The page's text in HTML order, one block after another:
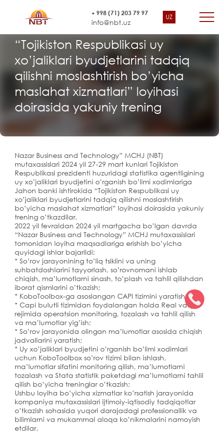
UZ
+ 998 (71) 203 79 97
info@nbt.uz
“Tojikiston Respublikasi uy
xo’jaliklari byudjetlarini tadqiq
qilishni moslashtirish bo’yicha
maslahat xizmatlari” loyihasi
doirasida yakuniy trening
Nazar Business and Technology” MCHJ (NBT)
mutaxassislari 2024 yil 27-29 mart kunlari Tojikiston
Respublikasi prezidenti huzuridagi statistika agentligining
uy xo’jaliklari byudjetini o’rganish bo’limi xodimlariga
Jahon banki ishtirokida “Tojikiston Respublikasi uy
xo’jaliklari byudjetlarini tadqiq qilishni moslashtirish
bo’yicha maslahat xizmatlari” loyihasi doirasida yakuniy
trening o’tkazdilar.
2022 yil fevraldan 2024 yil martgacha bo’lgan davrda
“Nazar Business and Technology” MCHJ mutaxassislari
tomonidan loyiha maqsadlariga erishish bo’yicha
quyidagi ishlar bajarildi:
* So’rov jarayonining to’liq tsiklini va uning
suhbatdoshlarini tayyorlash, so’rovnomani ishlab
chiqish, ma’lumotlarni sinash, to’plash va tahlil qilishdan
iborat qismlarini o’tkazish;
* KoboToolbox-ga asoslangan CAPI tizimini yaratish;
* Capi bulutli tizimidan foydalangan holda Real vaqt
rejimida operatsion monitoring, tozalash va tahlil qilish
va ma’lumotlar yig’ish;
* So’rov jarayonida olingan ma’lumotlar asosida chiqish
jadvallarini yaratish;
* Uy xo’jaliklari byudjetini o’rganish bo’limi xodimlari
uchun KoboToolbox so’rov tizimi bilan ishlash,
ma’lumotlar sifatini monitoring qilish, ma’lumotlarni
tozalash va Stata statistik paketdagi ma’lumotlarni tahlil
qilish bo’yicha treninglar o’tkazish;
Ushbu loyiha bo’yicha xizmatlar ko’rsatish jarayonida
kompaniya mutaxassislari ijtimoiy-iqtisodiy tadqiqotlar
o’tkazish sohasida yuqori darajadagi professionallik va
bilimlarni va mukammal aloqa ko’nikmalarini namoyish
etdilar.